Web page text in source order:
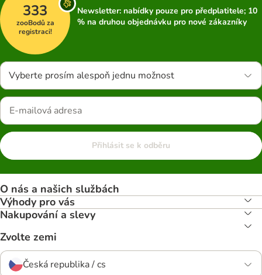
333
zooBodů za
registraci!
Newsletter: nabídky pouze pro předplatitele; 10
% na druhou objednávku pro nové zákazníky
Vyberte prosím alespoň jednu možnost
Přihlásit se k odběru
O nás a našich službách
Výhody pro vás
Nakupování a slevy
Zvolte zemi
Česká republika / cs